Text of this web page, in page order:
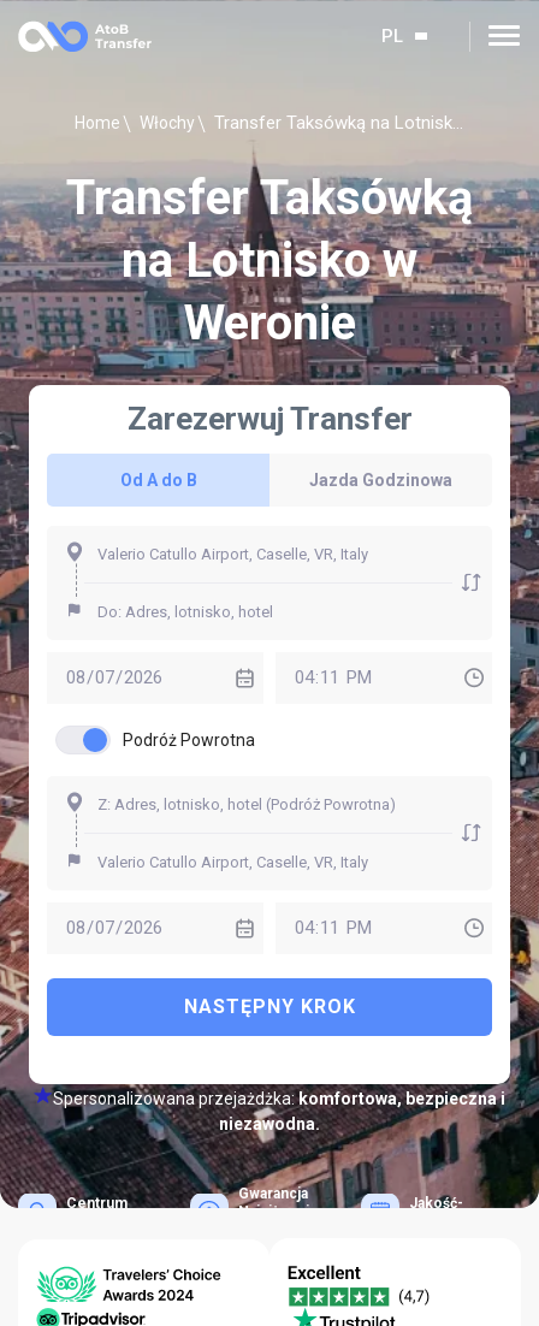
PL
Home Włochy Transfer Taksówką na Lotnisko w Weronie
Transfer Taksówką
na Lotnisko w
Weronie
Zarezerwuj Transfer
Od A do B Jazda Godzinowa
Podróż Powrotna
NASTĘPNY KROK
Spersonalizowana przejażdżka:komfortowa, bezpieczna i
niezawodna.
Centrum
Gwarancja
Najniższej
Jakość-